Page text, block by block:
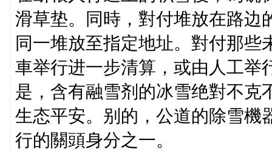
滑草垫。同時，對付堆放在路边
同一堆放至指定地址。對付那
車举行进一步清算，或由人工举
是，含有融雪剂的冰雪绝對不克
生态平安。别的，公道的除雪機
行的關頭身分之一。